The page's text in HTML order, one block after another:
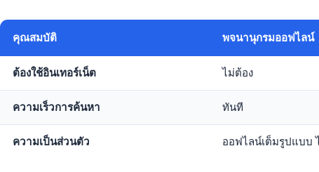
คุณสมบัติ พจนานุกรมออฟไลน์
ต้องใช้อินเทอร์เน็ต ไม่ต้อง
ความเร็วการค้นหา ทันที
ความเป็นส่วนตัว ออฟไลน์เต็มรูปแบบ